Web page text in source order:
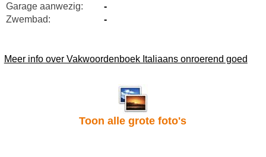
Garage aanwezig:
-
Zwembad:
-
Meer info over Vakwoordenboek Italiaans onroerend goed
Toon alle grote foto's